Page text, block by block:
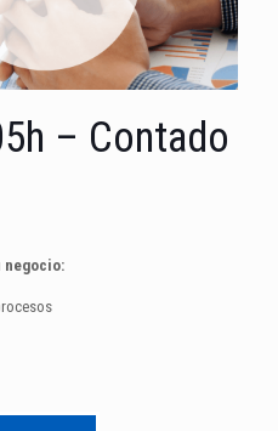
– Contado
negocio: